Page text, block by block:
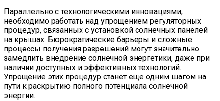
Параллельно с технологическими инновациями,
необходимо работать над упрощением регуляторных
процедур, связанных с установкой солнечных панелей
на крышах. Бюрократические барьеры и сложные
процессы получения разрешений могут значительно
замедлить внедрение солнечной энергетики, даже при
наличии доступных и эффективных технологий.
Упрощение этих процедур станет еще одним шагом на
пути к раскрытию полного потенциала солнечной
энергии.